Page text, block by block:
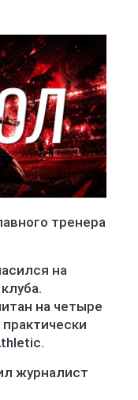
тренера
на
на четыре
журналист